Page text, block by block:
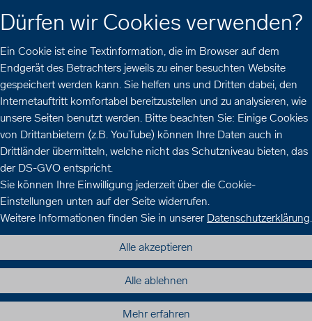
Dürfen wir Cookies verwenden?
Ein Cookie ist eine Textinformation, die im Browser auf dem
Endgerät des Betrachters jeweils zu einer besuchten Website
gespeichert werden kann. Sie helfen uns und Dritten dabei, den
Internetauftritt komfortabel bereitzustellen und zu analysieren, wie
unsere Seiten benutzt werden. Bitte beachten Sie: Einige Cookies
von Drittanbietern (z.B. YouTube) können Ihre Daten auch in
Drittländer übermitteln, welche nicht das Schutzniveau bieten, das
der DS-GVO entspricht.
Sie können Ihre Einwilligung jederzeit über die Cookie-
Einstellungen unten auf der Seite widerrufen.
Weitere Informationen finden Sie in unserer Datenschutzerklärung.
Alle akzeptieren
Alle ablehnen
Mehr erfahren